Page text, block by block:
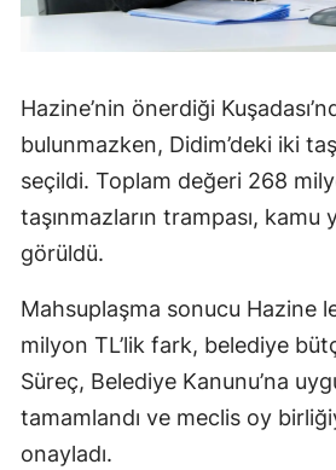
Hazine’nin önerdiği
bulunmazken, Didim’deki iki
seçildi. Toplam değeri 268
taşınmazların trampası, kamu
görüldü.
Mahsuplaşma sonucu Hazine
milyon TL’lik fark, belediye
Süreç, Belediye Kanunu’na
tamamlandı ve meclis oy
onayladı.